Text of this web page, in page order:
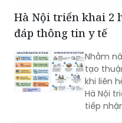
Hà Nội triển khai 2
đáp thông tin y tế
Nhằm
tạo
khi liên
Hà Nội
tiếp